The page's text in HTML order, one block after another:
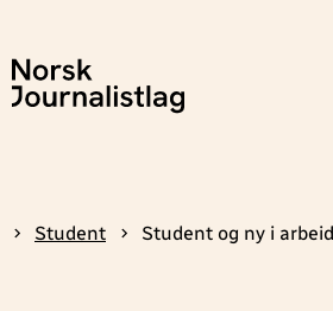
Student Student og ny i